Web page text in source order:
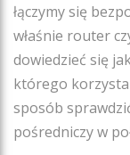
łączymy się
właśnie router
dowiedzieć się
którego
sposób
pośredniczy w